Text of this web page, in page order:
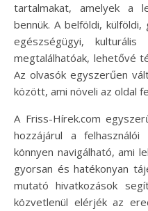
tartalmakat, amelyek a
bennük. A belföldi,
egészségügyi,
megtalálhatóak, lehetővé
Az olvasók egyszerűen
között, ami növeli az oldal
A Friss-Hírek.com
hozzájárul a
könnyen navigálható, ami
gyorsan és hatékonyan
mutató hivatkozások
közvetlenül elérjék az